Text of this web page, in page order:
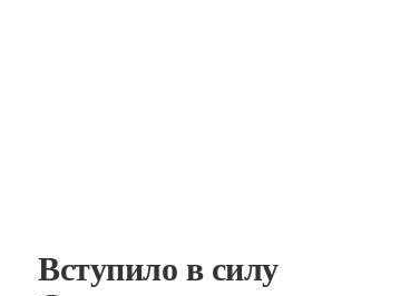
Вступило в силу